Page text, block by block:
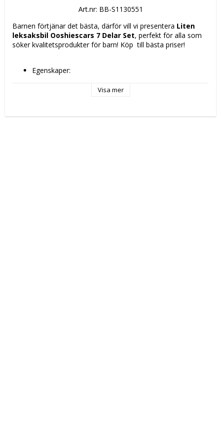
Art.nr: BB-S1130551
Barnen förtjänar det bästa, därför vill vi presentera Liten
leksaksbil Ooshiescars 7 Delar Set, perfekt för alla som
söker kvalitetsprodukter för barn! Köp till bästa priser!
Egenskaper:
Antal: 7 antal
Visa mer